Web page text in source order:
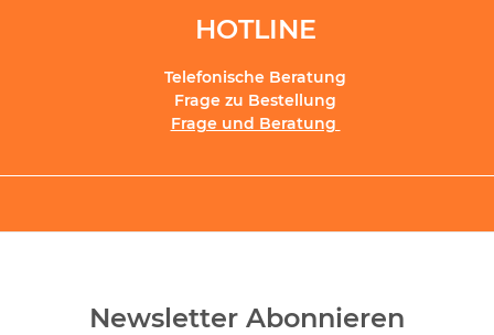
HOTLINE
Telefonische Beratung
Frage zu Bestellung
Frage und Beratung
Newsletter Abonnieren